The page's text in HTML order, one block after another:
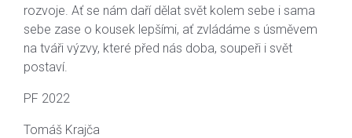
rozvoje. Ať se nám daří dělat svět kolem sebe i sama
sebe zase o kousek lepšími, ať zvládáme s úsměvem
na tváři výzvy, které před nás doba, soupeři i svět
postaví.
PF 2022
Tomáš Krajča